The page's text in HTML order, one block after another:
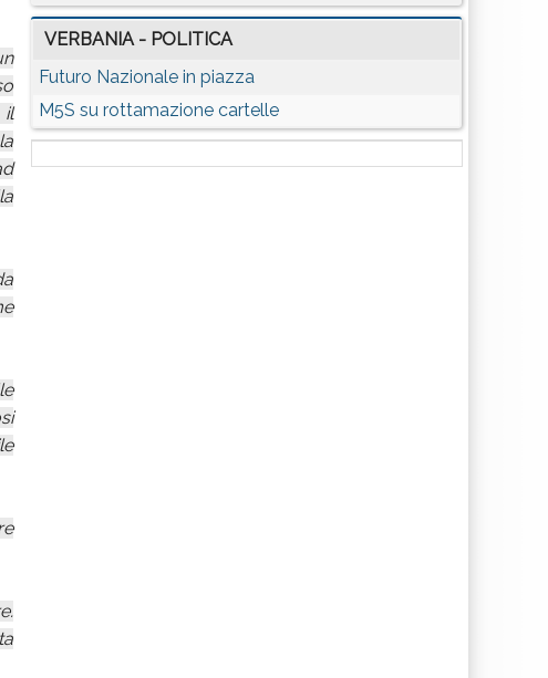
il
VERBANIA - POLITICA
Futuro Nazionale in piazza
M5S su rottamazione cartelle